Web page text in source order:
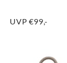
UVP €99,-